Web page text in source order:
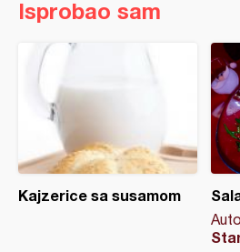
Isprobao sam
Kajzerice sa susamom